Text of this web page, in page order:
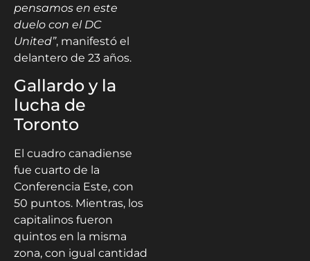
pensamos en este
duelo con el DC
United”, manifestó el
delantero de 23 años.
Gallardo y la
lucha de
Toronto
El cuadro canadiense
fue cuarto de la
Conferencia Este, con
50 puntos. Mientras, los
capitalinos fueron
quintos en la misma
zona, con igual cantidad